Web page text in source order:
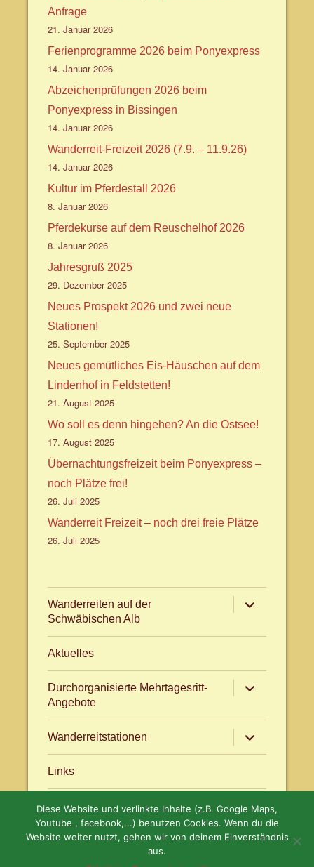
Anfrage
21. Januar 2026
Ferienprogramme 2026 beim Ponyexpress
14. Januar 2026
Abzeichenprüfungen 2026 beim
Ponyexpress in Bissingen
14. Januar 2026
Wanderreit-Freizeit 2026 (7.9. – 11.9.26)
14. Januar 2026
Kultur im Pferdestall 2026
8. Januar 2026
Pferdekurse auf dem Reuschelhof 2026
8. Januar 2026
Jahresgruß 2025
29. Dezember 2025
Neues Prospekt 2026 und zwei neue
Stationen!
25. September 2025
Neues gemütliches Eis-Häuschen auf dem
Lindenhof in Feldstetten!
21. August 2025
Wo soll es denn hingehen? An die Ostsee!
17. August 2025
Übernachtungsfreizeit beim Ponyexpress –
noch Plätze frei!
26. Juli 2025
Wanderreit Freizeit – noch drei freie Plätze
26. Juli 2025
Wanderreiten auf der
Schwäbischen Alb
Untermenü
anzeigen
Aktuelles
Durchorganisierte Mehrtagesritt-
Angebote
Untermenü
anzeigen
Wanderreitstationen
Untermenü
anzeigen
Links
Aktuellesfacebook.com/WanderreitenAlb
Diese Website und verlinkte Inhalte (z.B. Google Maps,
Youtube , facebook,...) benutzen Cookies. Wenn du die
Website weiter nutzt, gehen wir von deinem Einverständnis
aus.